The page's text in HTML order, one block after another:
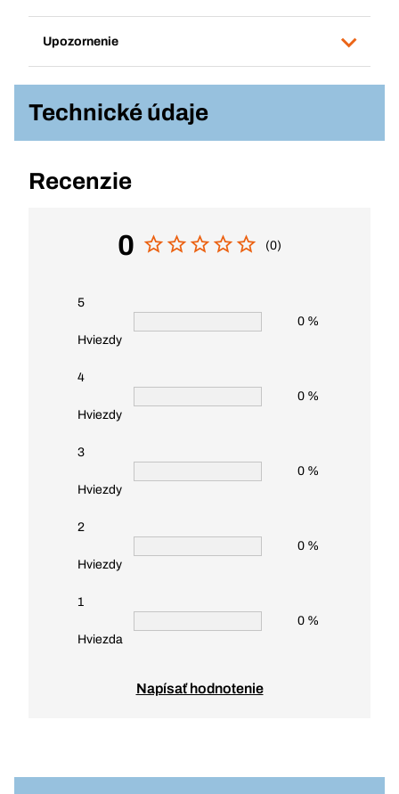
Upozornenie
Technické údaje
Recenzie
0 (0)
5
Hviezdy
0 %
4
Hviezdy
0 %
3
Hviezdy
0 %
2
Hviezdy
0 %
1
Hviezda
0 %
Napísať hodnotenie